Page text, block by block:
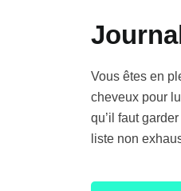
Vous êtes en
cheveux pour
qu’il faut
liste non